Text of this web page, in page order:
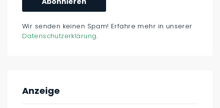
Wir senden keinen Spam! Erfahre mehr in unserer
Datenschutzerklärung.
Anzeige